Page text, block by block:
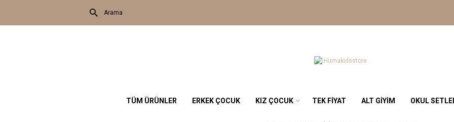
TÜM ÜRÜNLER ERKEK ÇOCUK KIZ ÇOCUK TEK FİYAT ALT GİYİM OKUL